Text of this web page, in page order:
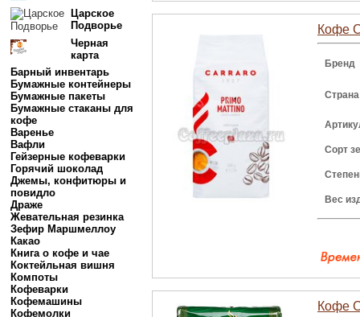
Царское
Подворье
Черная
карта
Барный инвентарь
Бумажные контейнеры
Бумажные пакеты
Бумажные стаканы для
кофе
Варенье
Вафли
Гейзерные кофеварки
Горячий шоколад
Джемы, конфитюры и
повидло
Драже
Жевательная резинка
Зефир Маршмеллоу
Какао
Книга о кофе и чае
Коктейльная вишня
Компоты
Кофеварки
Кофемашины
Кофемолки
Кофе
Бренд
Сорт
Вес
Кофе